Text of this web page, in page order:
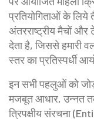
प्रतियोगिताओं के
अंतरराष्ट्रीय मैचों और
देता है, जिससे हमारी
स्तर का प्रतिस्पर्धी
इन सभी पहलुओं को
मजबूत आधार, उन्नत
त्रिपक्षीय संरचना